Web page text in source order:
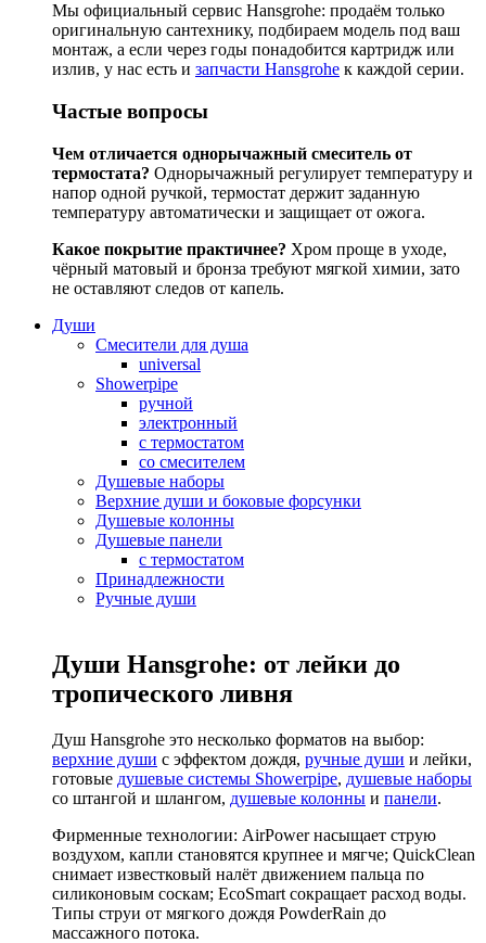
Мы официальный сервис Hansgrohe: продаём только
оригинальную сантехнику, подбираем модель под ваш
монтаж, а если через годы понадобится картридж или
излив, у нас есть и запчасти Hansgrohe к каждой серии.
Частые вопросы
Чем отличается однорычажный смеситель от
термостата? Однорычажный регулирует температуру и
напор одной ручкой, термостат держит заданную
температуру автоматически и защищает от ожога.
Какое покрытие практичнее? Хром проще в уходе,
чёрный матовый и бронза требуют мягкой химии, зато
не оставляют следов от капель.
Души
Смесители для душа
universal
Showerpipe
ручной
электронный
с термостатом
со смесителем
Душевые наборы
Верхние души и боковые форсунки
Душевые колонны
Душевые панели
с термостатом
Принадлежности
Ручные души
Души Hansgrohe: от лейки до
тропического ливня
Душ Hansgrohe это несколько форматов на выбор:
верхние души с эффектом дождя, ручные души и лейки,
готовые душевые системы Showerpipe, душевые наборы
со штангой и шлангом, душевые колонны и панели.
Фирменные технологии: AirPower насыщает струю
воздухом, капли становятся крупнее и мягче; QuickClean
снимает известковый налёт движением пальца по
силиконовым соскам; EcoSmart сокращает расход воды.
Типы струи от мягкого дождя PowderRain до
массажного потока.